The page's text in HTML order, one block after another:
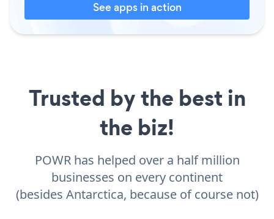
See apps in action
Trusted by the best in
the biz!
POWR has helped over a half million
businesses on every continent
(besides Antarctica, because of course not)